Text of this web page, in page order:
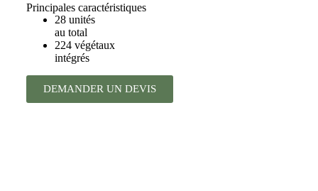
Principales caractéristiques
28 unités
au total
224 végétaux
intégrés
DEMANDER UN DEVIS